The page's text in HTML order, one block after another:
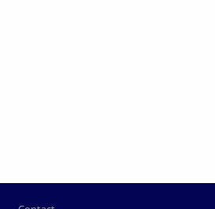
Footer